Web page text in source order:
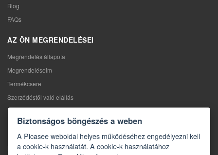
Blog
FAQs
AZ ÖN MEGRENDELÉSEI
Megrendelés állapota
Megrendeléseim
Termékcsere
Szerződéstől való elállás
Reklamáció
KAPCSOLAT
Kapcsolat
Biztonságos böngészés a weben
A Picasee weboldal helyes működéséhez engedélyezni kell
a cookie-k használatát. A cookie-k használatához